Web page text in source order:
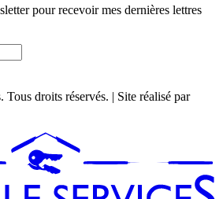
pour recevoir mes dernières lettres
droits réservés. | Site réalisé par